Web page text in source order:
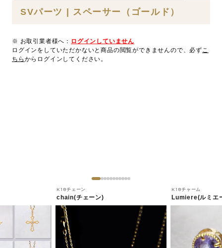
SVパーツ | スペーサー（ゴールド）
※ お取引業者様へ： ログインしていません
ログインをしていただかないと商品の閲覧ができませんので、必ずこ
ちら からログインしてください。
K18チェーン
chain(チェーン)
K18チャーム
Lumiere(ルミエ